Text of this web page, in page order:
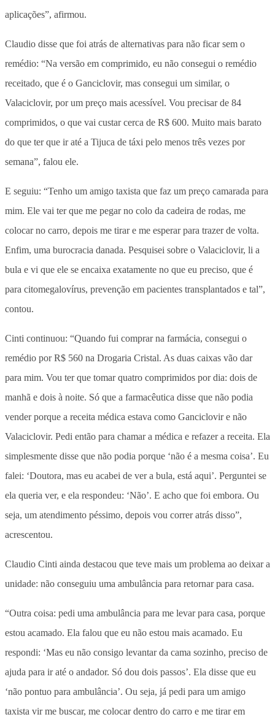
aplicações”, afirmou.
Claudio disse que foi atrás de alternativas para não ficar sem o
remédio: “Na versão em comprimido, eu não consegui o remédio
receitado, que é o Ganciclovir, mas consegui um similar, o
Valaciclovir, por um preço mais acessível. Vou precisar de 84
comprimidos, o que vai custar cerca de R$ 600. Muito mais barato
do que ter que ir até a Tijuca de táxi pelo menos três vezes por
semana”, falou ele.
E seguiu: “Tenho um amigo taxista que faz um preço camarada para
mim. Ele vai ter que me pegar no colo da cadeira de rodas, me
colocar no carro, depois me tirar e me esperar para trazer de volta.
Enfim, uma burocracia danada. Pesquisei sobre o Valaciclovir, li a
bula e vi que ele se encaixa exatamente no que eu preciso, que é
para citomegalovírus, prevenção em pacientes transplantados e tal”,
contou.
Cinti continuou: “Quando fui comprar na farmácia, consegui o
remédio por R$ 560 na Drogaria Cristal. As duas caixas vão dar
para mim. Vou ter que tomar quatro comprimidos por dia: dois de
manhã e dois à noite. Só que a farmacêutica disse que não podia
vender porque a receita médica estava como Ganciclovir e não
Valaciclovir. Pedi então para chamar a médica e refazer a receita. Ela
simplesmente disse que não podia porque ‘não é a mesma coisa’. Eu
falei: ‘Doutora, mas eu acabei de ver a bula, está aqui’. Perguntei se
ela queria ver, e ela respondeu: ‘Não’. E acho que foi embora. Ou
seja, um atendimento péssimo, depois vou correr atrás disso”,
acrescentou.
Claudio Cinti ainda destacou que teve mais um problema ao deixar a
unidade: não conseguiu uma ambulância para retornar para casa.
“Outra coisa: pedi uma ambulância para me levar para casa, porque
estou acamado. Ela falou que eu não estou mais acamado. Eu
respondi: ‘Mas eu não consigo levantar da cama sozinho, preciso de
ajuda para ir até o andador. Só dou dois passos’. Ela disse que eu
‘não pontuo para ambulância’. Ou seja, já pedi para um amigo
taxista vir me buscar, me colocar dentro do carro e me tirar em